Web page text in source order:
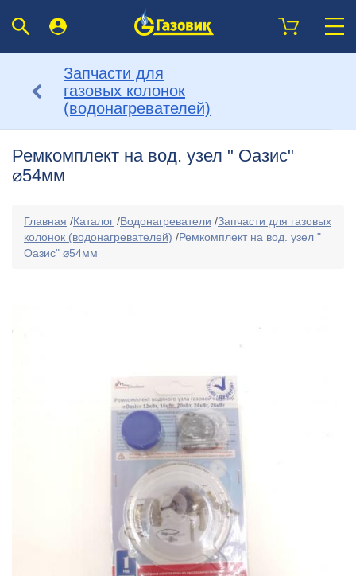
Запчасти для
газовых колонок
(водонагревателей)
Ремкомплект на вод. узел " Оазис"
⌀54мм
Главная /Каталог /Водонагреватели /Запчасти для газовых
колонок (водонагревателей) /Ремкомплект на вод. узел "
Оазис" ⌀54мм